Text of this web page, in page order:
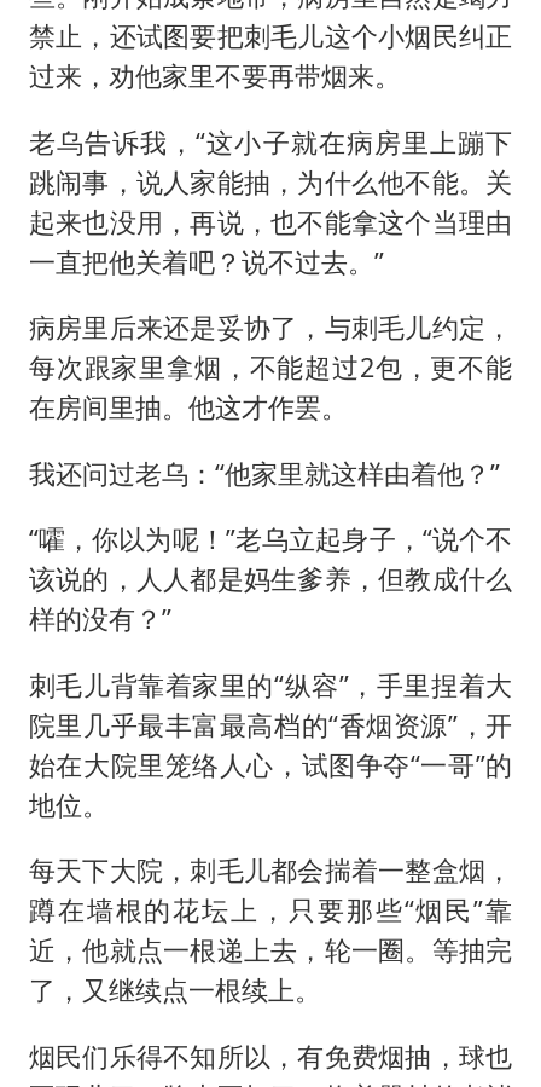
禁止，还试图要把刺毛儿这个小烟民纠正
过来，劝他家里不要再带烟来。
老乌告诉我，“这小子就在病房里上蹦下
跳闹事，说人家能抽，为什么他不能。关
起来也没用，再说，也不能拿这个当理由
一直把他关着吧？说不过去。”
病房里后来还是妥协了，与刺毛儿约定，
每次跟家里拿烟，不能超过2包，更不能
在房间里抽。他这才作罢。
我还问过老乌：“他家里就这样由着他？”
“嚯，你以为呢！”老乌立起身子，“说个不
该说的，人人都是妈生爹养，但教成什么
样的没有？”
刺毛儿背靠着家里的“纵容”，手里捏着大
院里几乎最丰富最高档的“香烟资源”，开
始在大院里笼络人心，试图争夺“一哥”的
地位。
每天下大院，刺毛儿都会揣着一整盒烟，
蹲在墙根的花坛上，只要那些“烟民”靠
近，他就点一根递上去，轮一圈。等抽完
了，又继续点一根续上。
烟民们乐得不知所以，有免费烟抽，球也